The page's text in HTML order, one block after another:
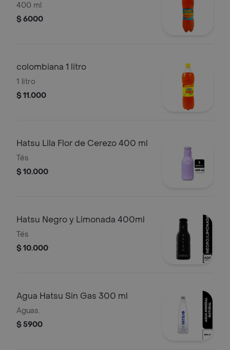
400 ml
$ 6000
colombiana 1 litro
1 litro
$ 11.000
Hatsu Lila Flor de Cerezo 400 ml
Tés
$ 10.000
Hatsu Negro y Limonada 400ml
Tés
$ 10.000
Agua Hatsu Sin Gas 300 ml
Aguas.
$ 5900